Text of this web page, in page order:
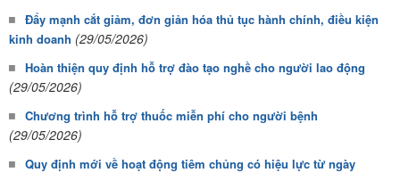
Đẩy mạnh cắt giảm, đơn giản hóa thủ tục hành chính, điều kiện
kinh doanh (29/05/2026)
Hoàn thiện quy định hỗ trợ đào tạo nghề cho người lao động
(29/05/2026)
Chương trình hỗ trợ thuốc miễn phí cho người bệnh
(29/05/2026)
Quy định mới về hoạt động tiêm chủng có hiệu lực từ ngày